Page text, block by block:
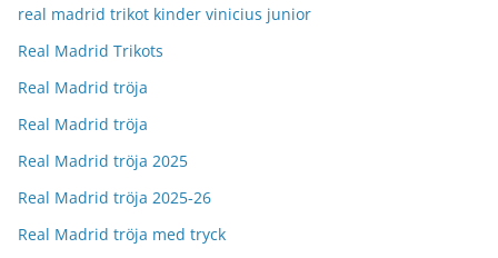
real madrid trikot kinder vinicius junior
Real Madrid Trikots
Real Madrid tröja
Real Madrid tröja
Real Madrid tröja 2025
Real Madrid tröja 2025-26
Real Madrid tröja med tryck